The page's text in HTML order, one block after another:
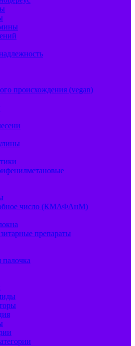
происхождения (vegan)
число (КМАФАнМ)
препараты